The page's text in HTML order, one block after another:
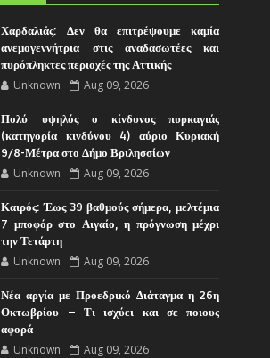
Χαρδαλιάς: Δεν θα επιτρέψουμε καμία
ανεμογεννήτρια στις αναδασωτέες και
πυρόπληκτες περιοχές της Αττικής
Unknown Aug 09, 2026
Πολύ υψηλός ο κίνδυνος πυρκαγιάς
(κατηγορία κινδύνου 4) αύριο Κυριακή
9/8-Μέτρα στο Δήμο Βριλησσίων
Unknown Aug 09, 2026
Καιρός: Έως 39 βαθμούς σήμερα, μελτέμια
7 μποφόρ στο Αιγαίο, η πρόγνωση μέχρι
την Τετάρτη
Unknown Aug 09, 2026
Νέα αργία με Προεδρικό Διάταγμα η 26η
Οκτωβρίου – Τι ισχύει και σε ποιους
αφορά
Unknown Aug 09, 2026